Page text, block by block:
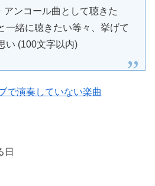
アンコール曲として聴きた
一緒に聴きたい等々、挙げて
い (100文字以内)
で演奏していない楽曲
日